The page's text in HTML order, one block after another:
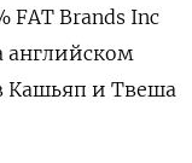
FAT Brands Inc
⁠английском
Кашьяп и Твеша